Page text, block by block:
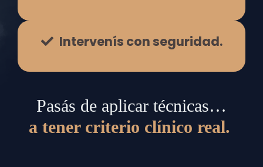
Intervenís con seguridad.
Pasás de aplicar técnicas…
a tener criterio clínico real.